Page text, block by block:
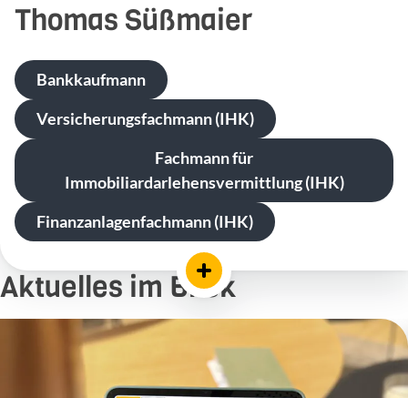
Thomas Süßmaier
Bankkaufmann
Versicherungsfachmann (IHK)
Fachmann für
Immobiliardarlehensvermittlung (IHK)
Finanzanlagenfachmann (IHK)
Aktuelles im Blick